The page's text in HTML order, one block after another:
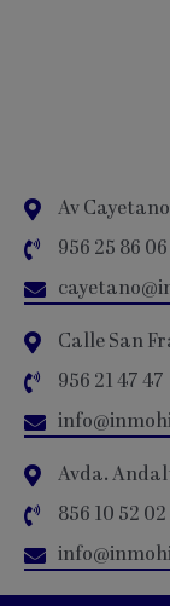
Av
956 25 86 06
Calle San
956 21 47 47
Avda.
856 10 52 02